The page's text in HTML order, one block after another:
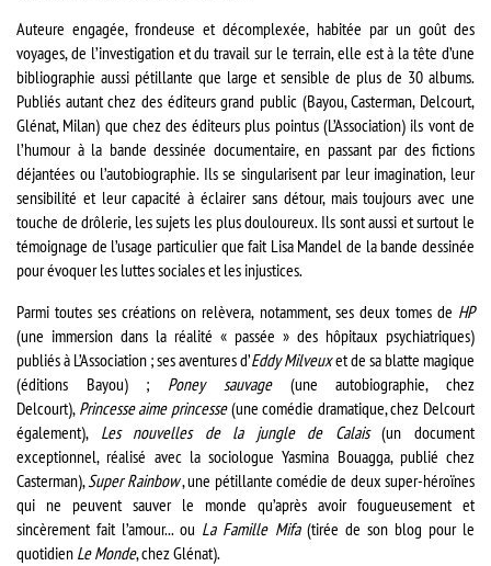
Auteure engagée, frondeuse et décomplexée, habitée par un goût des
voyages, de l’investigation et du travail sur le terrain, elle est à la tête d’une
bibliographie aussi pétillante que large et sensible de plus de 30 albums.
Publiés autant chez des éditeurs grand public (Bayou, Casterman, Delcourt,
Glénat, Milan) que chez des éditeurs plus pointus (L’Association) ils vont de
l’humour à la bande dessinée documentaire, en passant par des fictions
déjantées ou l’autobiographie. Ils se singularisent par leur imagination, leur
sensibilité et leur capacité à éclairer sans détour, mais toujours avec une
touche de drôlerie, les sujets les plus douloureux. Ils sont aussi et surtout le
témoignage de l’usage particulier que fait Lisa Mandel de la bande dessinée
pour évoquer les luttes sociales et les injustices.
Parmi toutes ses créations on relèvera, notamment, ses deux tomes de HP
(une immersion dans la réalité « passée » des hôpitaux psychiatriques)
publiés à L’Association ; ses aventures d’Eddy Milveuxet de sa blatte magique
(éditions Bayou) ; Poney sauvage(une autobiographie, chez
Delcourt), Princesse aime princesse(une comédie dramatique, chez Delcourt
également), Les nouvelles de la jungle de Calais(un document
exceptionnel, réalisé avec la sociologue Yasmina Bouagga, publié chez
Casterman),Super Rainbow, une pétillante comédie de deux super-héroïnes
qui ne peuvent sauver le monde qu’après avoir fougueusement et
sincèrement fait l’amour... ou La Famille Mifa(tirée de son blog pour le
quotidien Le Monde, chez Glénat).